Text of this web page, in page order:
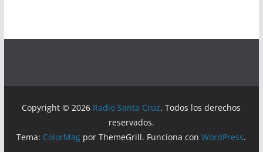
Copyright © 2026 Radio Santa Cruz. Todos los derechos
reservados.
Tema: ColorMag por ThemeGrill. Funciona conWordPress.